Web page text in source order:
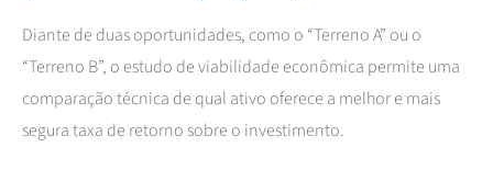
Diante de duas oportunidades, como o “Terreno A” ou o
“Terreno B”, o estudo de viabilidade econômica permite uma
comparação técnica de qual ativo oferece a melhor e mais
segura taxa de retorno sobre o investimento.